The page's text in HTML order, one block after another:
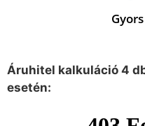
Áruhitel kalkuláció 4
esetén: